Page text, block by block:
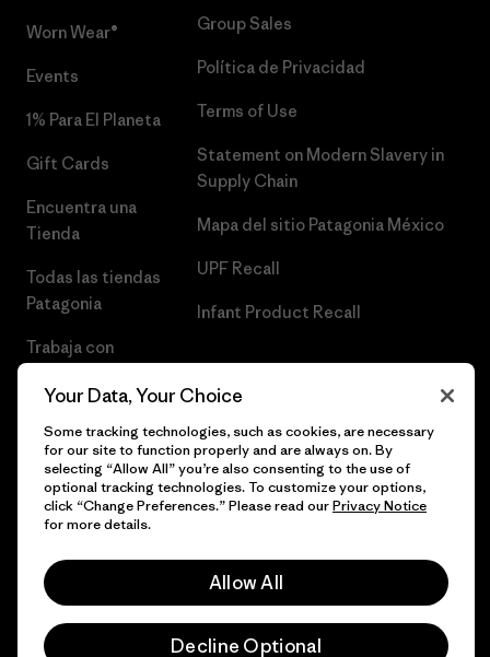
Worn Wear®
Events
1% Para El Planeta
Gift Cards
Encuentra una
Tienda
Todas las tiendas
Patagonia
Trabaja con
Group Sales
Política de Privacidad
Terms of Use
Statement on Modern Slavery in
Supply Chain
Mapa del sitio Patagonia México
UPF Recall
Infant Product Recall
© 2026 Patagonia, Inc. Todos los derechos reservados.
Your Data, Your Choice
Some tracking technologies, such as cookies, are necessary
for our site to function properly and are always on. By
selecting “Allow All” you’re also consenting to the use of
optional tracking technologies. To customize your options,
click “Change Preferences.” Please read ourPrivacy Notice
for more details.
Allow All
Decline Optional